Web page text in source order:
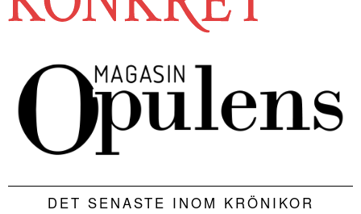
DET SENASTE INOM KRÖNIKOR